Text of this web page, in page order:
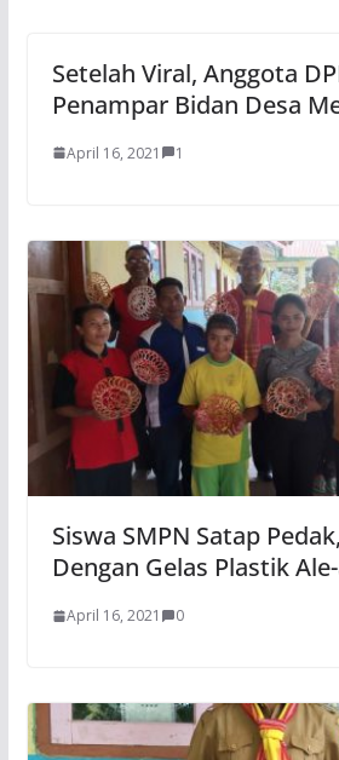
Setelah Viral, Anggota
Penampar Bidan Desa
April 16, 2021 1
Siswa SMPN Satap
Dengan Gelas Plastik
April 16, 2021 0